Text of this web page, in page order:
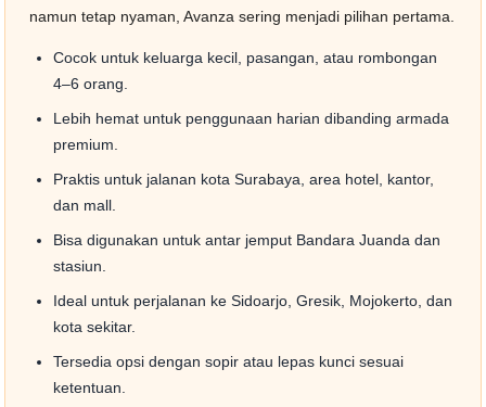
namun tetap nyaman, Avanza sering menjadi pilihan pertama.
Cocok untuk keluarga kecil, pasangan, atau rombongan
4–6 orang.
Lebih hemat untuk penggunaan harian dibanding armada
premium.
Praktis untuk jalanan kota Surabaya, area hotel, kantor,
dan mall.
Bisa digunakan untuk antar jemput Bandara Juanda dan
stasiun.
Ideal untuk perjalanan ke Sidoarjo, Gresik, Mojokerto, dan
kota sekitar.
Tersedia opsi dengan sopir atau lepas kunci sesuai
ketentuan.